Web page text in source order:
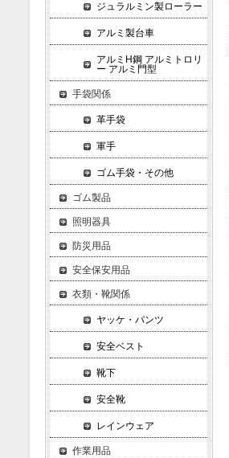
ジュラルミン製ローラー
アルミ製台車
アルミH鋼 アルミトロリ
ー アルミ門型
手袋関係
革手袋
軍手
ゴム手袋・その他
ゴム製品
照明器具
防災用品
安全保安用品
衣類・靴関係
ヤッケ・パンツ
安全ベスト
靴下
安全靴
レインウェア
作業用品